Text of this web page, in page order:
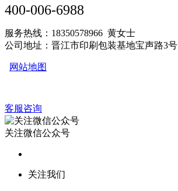
400-006-6988
服务热线：18350578966 黄女士
公司地址：晋江市印刷包装基地宝声路3号
网站地图
客服咨询
关注微信公众号
关注我们